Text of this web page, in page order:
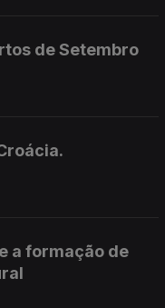
de Setembro
a formação de